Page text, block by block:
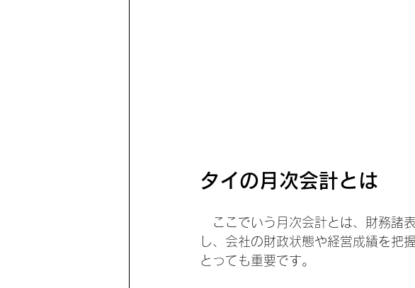
タイの月次会計とは
ここでいう月次会計とは、財務諸
し、会社の財政状態や経営成績を把
とっても重要です。